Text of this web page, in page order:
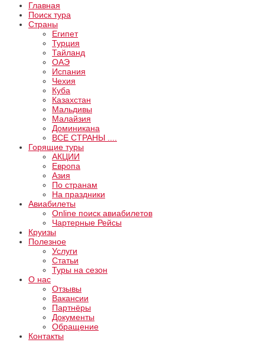
Главная
Поиск тура
Страны
Египет
Турция
Тайланд
ОАЭ
Испания
Чехия
Куба
Казахстан
Мальдивы
Малайзия
Доминикана
ВCE СТРАНЫ ....
Горящие туры
АКЦИИ
Европа
Азия
По странам
На праздники
Авиабилеты
Online поиск авиабилетов
Чартерные Рейсы
Круизы
Полезное
Услуги
Статьи
Туры на сезон
О нас
Отзывы
Вакансии
Партнёры
Документы
Обращение
Контакты